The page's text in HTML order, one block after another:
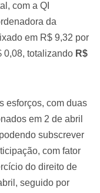
com a QI
da
em R$ 9,32 por
0,08, totalizando R$
esforços, com duas
em 2 de abril
subscrever
com fator
do direito de
seguido por